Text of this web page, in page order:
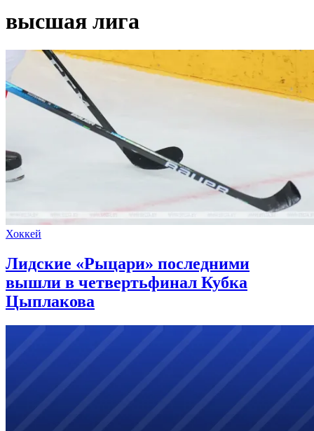
высшая лига
Хоккей
Лидские «Рыцари» последними
вышли в четвертьфинал Кубка
Цыплакова